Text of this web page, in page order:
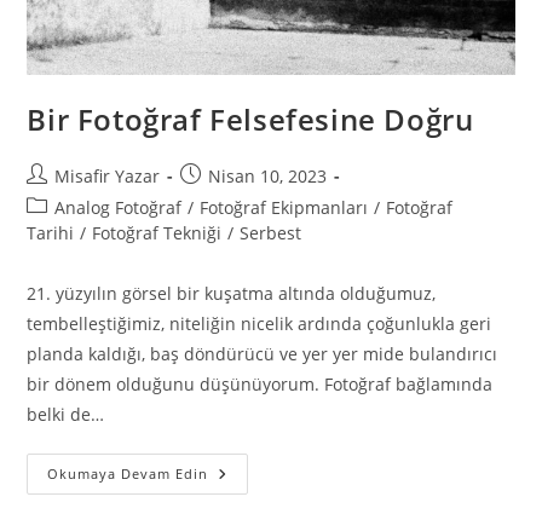
Bir Fotoğraf Felsefesine Doğru
Misafir Yazar
Nisan 10, 2023
Analog Fotoğraf / Fotoğraf Ekipmanları / Fotoğraf
Tarihi / Fotoğraf Tekniği / Serbest
21. yüzyılın görsel bir kuşatma altında olduğumuz,
tembelleştiğimiz, niteliğin nicelik ardında çoğunlukla geri
planda kaldığı, baş döndürücü ve yer yer mide bulandırıcı
bir dönem olduğunu düşünüyorum. Fotoğraf bağlamında
belki de…
Okumaya Devam Edin